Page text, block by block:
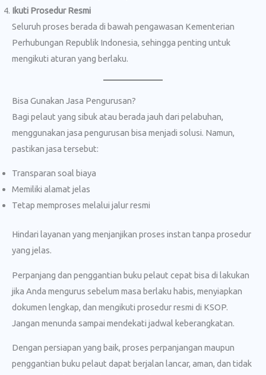
Ikuti Prosedur Resmi
Seluruh proses berada di bawah pengawasan Kementerian
Perhubungan Republik Indonesia, sehingga penting untuk
mengikuti aturan yang berlaku.
Bisa Gunakan Jasa Pengurusan?
Bagi pelaut yang sibuk atau berada jauh dari pelabuhan,
menggunakan jasa pengurusan bisa menjadi solusi. Namun,
pastikan jasa tersebut:
Transparan soal biaya
Memiliki alamat jelas
Tetap memproses melalui jalur resmi
Hindari layanan yang menjanjikan proses instan tanpa prosedur
yang jelas.
Perpanjang dan penggantian buku pelaut cepat bisa di lakukan
jika Anda mengurus sebelum masa berlaku habis, menyiapkan
dokumen lengkap, dan mengikuti prosedur resmi di KSOP.
Jangan menunda sampai mendekati jadwal keberangkatan.
Dengan persiapan yang baik, proses perpanjangan maupun
penggantian buku pelaut dapat berjalan lancar, aman, dan tidak